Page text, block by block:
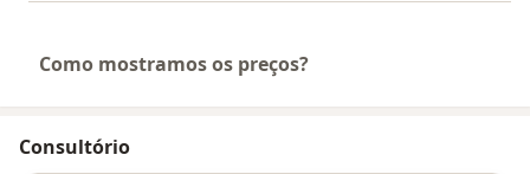
Como mostramos os preços?
Consultório